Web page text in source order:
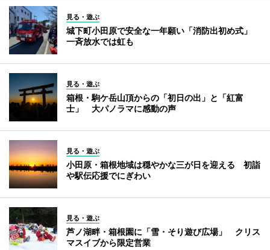
見る・遊ぶ
城下町小田原で安全な一年願い「消防出初め式」
一斉放水では虹も
見る・遊ぶ
箱根・駒ケ岳山頂からの「初日の出」と「紅富
士」 大パノラマに感動の声
見る・遊ぶ
小田原・箱根地域は穏やかな三が日を迎える 初詣
や駅伝応援でにぎわい
見る・遊ぶ
芦ノ湖畔・箱根園に「雪・そり遊び広場」 クリス
マスイブから限定営業